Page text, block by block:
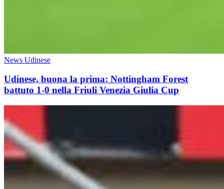
News Udinese
Udinese, buona la prima: Nottingham Forest
battuto 1-0 nella Friuli Venezia Giulia Cup